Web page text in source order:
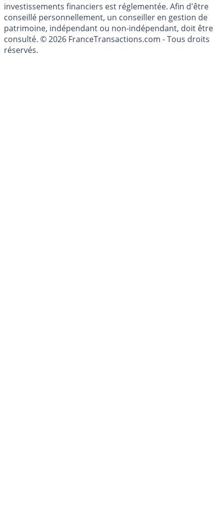
du Code Monétaire et Financier. L'activité de conseil en
investissements financiers est réglementée. Afin d'être
conseillé personnellement, un conseiller en gestion de
patrimoine, indépendant ou non-indépendant, doit être
consulté. © 2026 FranceTransactions.com - Tous droits